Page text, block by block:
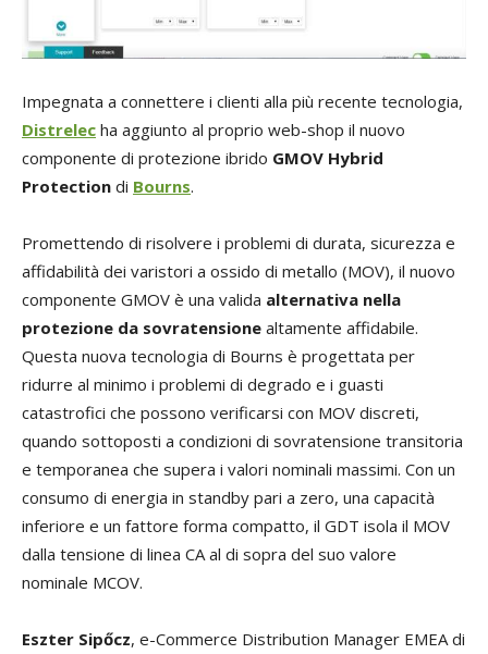
Impegnata a connettere i clienti alla più recente tecnologia,
Distrelec ha aggiunto al proprio web-shop il nuovo
componente di protezione ibrido GMOV Hybrid
Protection di Bourns.
Promettendo di risolvere i problemi di durata, sicurezza e
affidabilità dei varistori a ossido di metallo (MOV), il nuovo
componente GMOV è una valida alternativa nella
protezione da sovratensione altamente affidabile.
Questa nuova tecnologia di Bourns è progettata per
ridurre al minimo i problemi di degrado e i guasti
catastrofici che possono verificarsi con MOV discreti,
quando sottoposti a condizioni di sovratensione transitoria
e temporanea che supera i valori nominali massimi. Con un
consumo di energia in standby pari a zero, una capacità
inferiore e un fattore forma compatto, il GDT isola il MOV
dalla tensione di linea CA al di sopra del suo valore
nominale MCOV.
Eszter Sipőcz, e-Commerce Distribution Manager EMEA di